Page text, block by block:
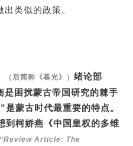
类似的政策。
（后简称《暮光》） 绪论部
是困扰蒙古帝国研究的棘手
蒙古时代最重要的特点。
到柯娇燕《中国皇权的多维
“Review Article: The